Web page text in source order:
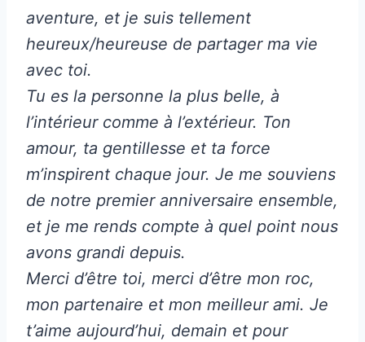
aventure, et je suis tellement
heureux/heureuse de partager ma vie
avec toi.
Tu es la personne la plus belle, à
l’intérieur comme à l’extérieur. Ton
amour, ta gentillesse et ta force
m’inspirent chaque jour. Je me souviens
de notre premier anniversaire ensemble,
et je me rends compte à quel point nous
avons grandi depuis.
Merci d’être toi, merci d’être mon roc,
mon partenaire et mon meilleur ami. Je
t’aime aujourd’hui, demain et pour